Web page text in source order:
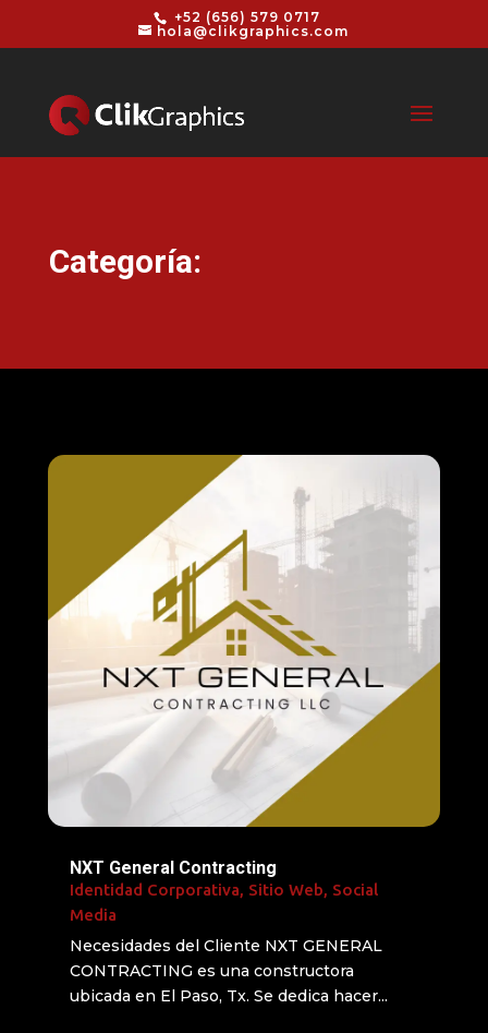
+52 (656) 579 0717
hola@clikgraphics.com
Categoría:
NXT General Contracting
Identidad Corporativa, Sitio Web, Social
Media
Necesidades del Cliente NXT GENERAL
CONTRACTING es una constructora
ubicada en El Paso, Tx. Se dedica hacer...